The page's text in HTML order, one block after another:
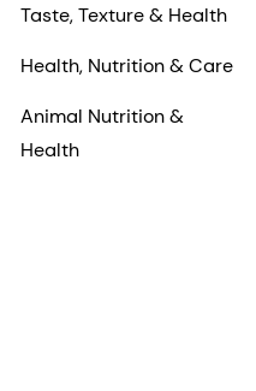
Taste, Texture & Health
Health, Nutrition & Care
Animal Nutrition &
Health